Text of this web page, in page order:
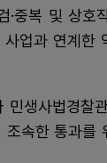
중복 및 상호
사업과 연계한
민생사법경찰
속한 통과를